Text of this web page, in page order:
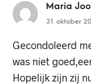
Maria
31 oktober
Gecondoleerd
was niet
Hopelijk zijn zij